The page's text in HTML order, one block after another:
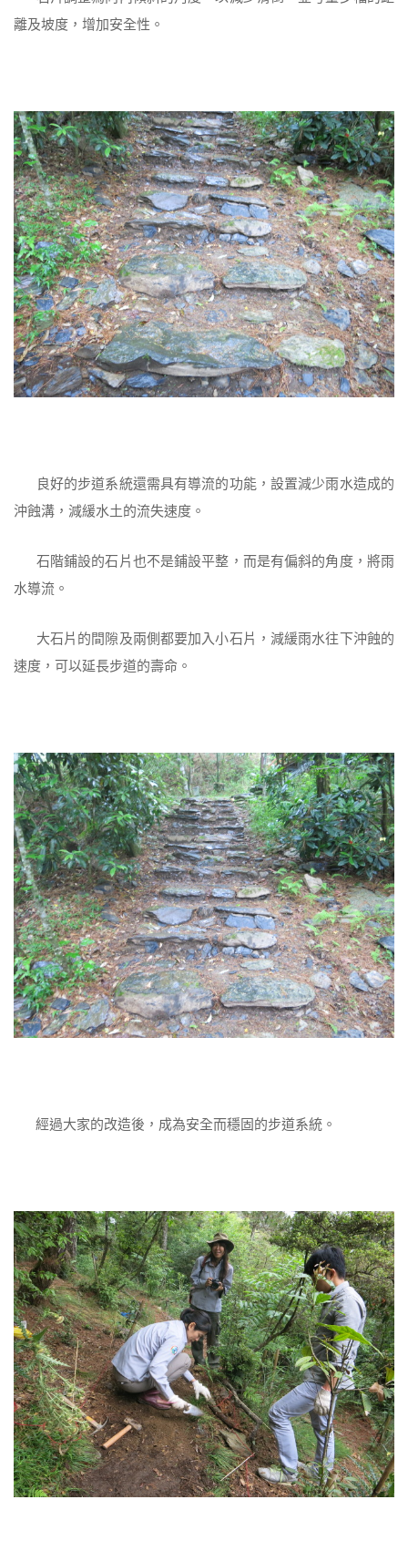
離及坡度，增加安全性。
良好的步道系統還需具有導流的功能，設置減少雨水造成的
沖蝕溝，減緩水土的流失速度。
石階鋪設的石片也不是鋪設平整，而是有偏斜的角度，將雨
水導流。
大石片的間隙及兩側都要加入小石片，減緩雨水往下沖蝕的
速度，可以延長步道的壽命。
經過大家的改造後，成為安全而穩固的步道系統。